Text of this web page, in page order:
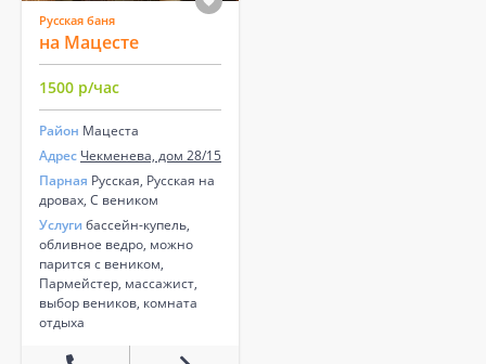
Русская баня
на Мацесте
1500 р/час
Район Мацеста
Адрес Чекменева, дом 28/15
Парная Русская, Русская на
дровах, С веником
Услуги бассейн-купель,
обливное ведро, можно
парится с веником,
Пармейстер, массажист,
выбор веников, комната
отдыха